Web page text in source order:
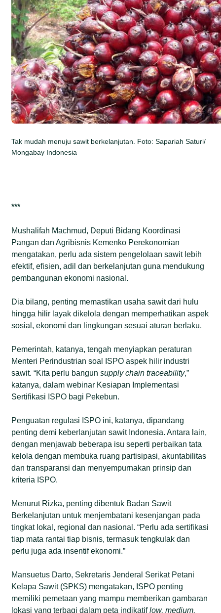
Tak mudah menuju sawit berkelanjutan. Foto: Sapariah Saturi/
Mongabay Indonesia
***
Mushalifah Machmud, Deputi Bidang Koordinasi
Pangan dan Agribisnis Kemenko Perekonomian
mengatakan, perlu ada sistem pengelolaan sawit lebih
efektif, efisien, adil dan berkelanjutan guna mendukung
pembangunan ekonomi nasional.
Dia bilang, penting memastikan usaha sawit dari hulu
hingga hilir layak dikelola dengan memperhatikan aspek
sosial, ekonomi dan lingkungan sesuai aturan berlaku.
Pemerintah, katanya, tengah menyiapkan peraturan
Menteri Perindustrian soal ISPO aspek hilir industri
sawit. “Kita perlu bangunsupply chain traceability,”
katanya, dalam webinar Kesiapan Implementasi
Sertifikasi ISPO bagi Pekebun.
Penguatan regulasi ISPO ini, katanya, dipandang
penting demi keberlanjutan sawit Indonesia. Antara lain,
dengan menjawab beberapa isu seperti perbaikan tata
kelola dengan membuka ruang partisipasi, akuntabilitas
dan transparansi dan menyempurnakan prinsip dan
kriteria ISPO.
Menurut Rizka, penting dibentuk Badan Sawit
Berkelanjutan untuk menjembatani kesenjangan pada
tingkat lokal, regional dan nasional. “Perlu ada sertifikasi
tiap mata rantai tiap bisnis, termasuk tengkulak dan
perlu juga ada insentif ekonomi.”
Mansuetus Darto, Sekretaris Jenderal Serikat Petani
Kelapa Sawit (SPKS) mengatakan, ISPO penting
memiliki pemetaan yang mampu memberikan gambaran
lokasi yang terbagi dalam peta indikatiflow, medium,